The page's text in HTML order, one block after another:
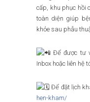
cấp, khu phục hồi
toàn diện giúp
khỏe sau phẫu
Để được tư
Inbox hoặc liên hệ
Để đặt lịch
hen-kham/